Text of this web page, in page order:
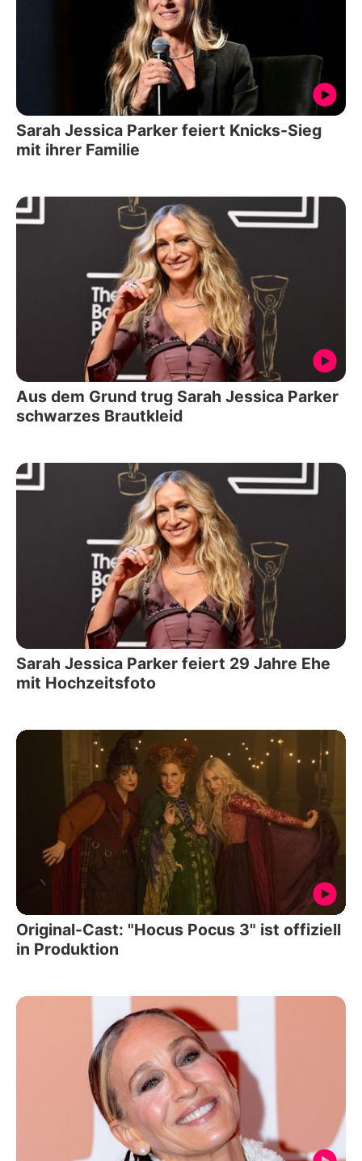
Sarah Jessica Parker feiert Knicks-Sieg
mit ihrer Familie
Aus dem Grund trug Sarah Jessica Parker
schwarzes Brautkleid
Sarah Jessica Parker feiert 29 Jahre Ehe
mit Hochzeitsfoto
Original-Cast: "Hocus Pocus 3" ist offiziell
in Produktion